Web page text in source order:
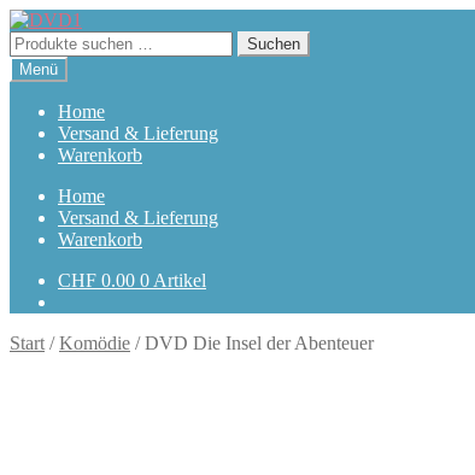
Zur
Navigation
springen
Zum
Inhalt
springen
Suchen
nach:
Suchen
Menü
Home
Versand & Lieferung
Warenkorb
Home
Versand & Lieferung
Warenkorb
CHF 0.00 0 Artikel
Start /Komödie /DVD Die Insel der Abenteuer